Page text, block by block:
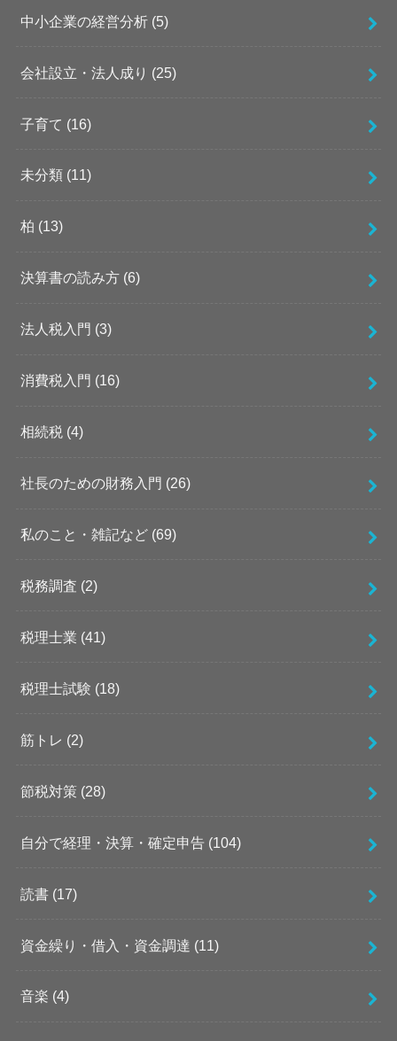
中小企業の経営分析 (5)
会社設立・法人成り (25)
子育て (16)
未分類 (11)
柏 (13)
決算書の読み方 (6)
法人税入門 (3)
消費税入門 (16)
相続税 (4)
社長のための財務入門 (26)
私のこと・雑記など (69)
税務調査 (2)
税理士業 (41)
税理士試験 (18)
筋トレ (2)
節税対策 (28)
自分で経理・決算・確定申告 (104)
読書 (17)
資金繰り・借入・資金調達 (11)
音楽 (4)